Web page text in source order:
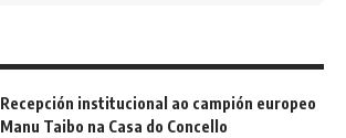
Recepción institucional ao campión europeo
Manu Taibo na Casa do Concello